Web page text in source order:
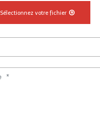
Sélectionnez votre fichier